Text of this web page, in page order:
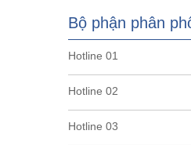
Bộ phận phân
Hotline 01
Hotline 02
Hotline 03